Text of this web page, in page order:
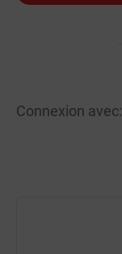
Connexion avec: